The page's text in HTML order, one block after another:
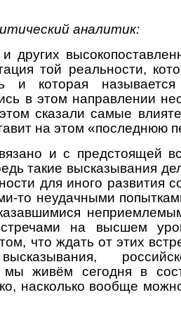
аналитик:
других
той реальности,
и которая называется
в этом направлении
сказали самые
на этом «последнюю
и с предстоящей
такие высказывания
для иного развития
то неудачными
на высшем
что ждать от этих
мы живём сегодня в
насколько вообще